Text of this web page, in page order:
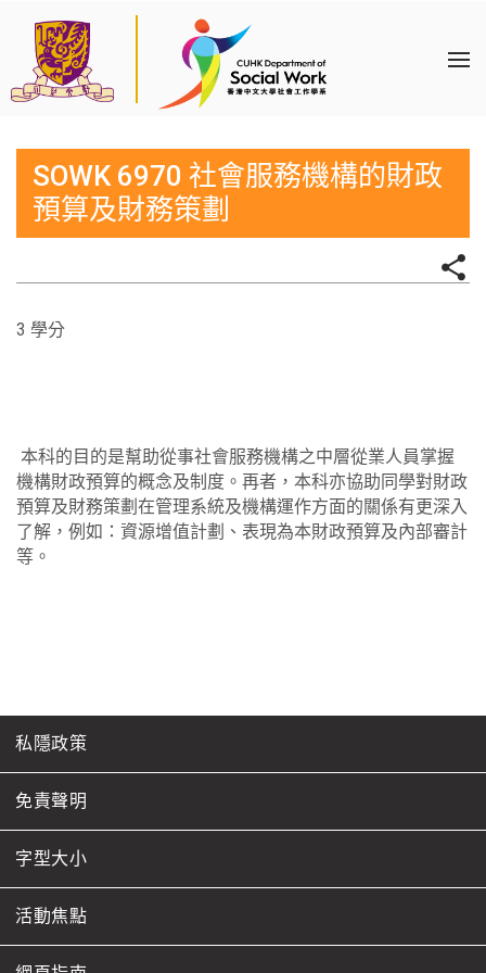
SOWK 6970 社會服務機構的財政
預算及財務策劃
3 學分
本科的目的是幫助從事社會服務機構之中層從業人員掌握
機構財政預算的概念及制度。再者，本科亦協助同學對財政
預算及財務策劃在管理系統及機構運作方面的關係有更深入
了解，例如：資源增值計劃、表現為本財政預算及內部審計
等。
私隱政策
免責聲明
字型大小
活動焦點